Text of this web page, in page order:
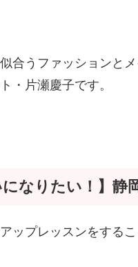
合うファッションと
・片瀬慶子です。
になりたい！】静
ップレッスンをするこ